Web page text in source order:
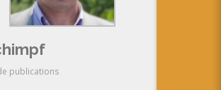
publications